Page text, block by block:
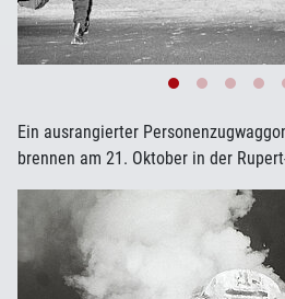
Ein ausrangierter
brennen am 21. Oktober in der